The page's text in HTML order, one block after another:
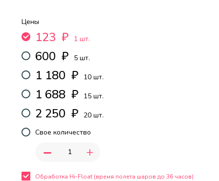
Цены
123 ₽ 1 шт.
600 ₽ 5 шт.
1 180 ₽ 10 шт.
1 688 ₽ 15 шт.
2 250 ₽ 20 шт.
Свое количество
- +
Обработка Hi-Float (время полета шаров до 36 часов)